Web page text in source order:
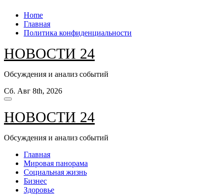
Перейти
содержанию
Home
Главная
Политика конфиденциальности
НОВОСТИ 24
Обсуждения и анализ событий
Сб. Авг 8th, 2026
НОВОСТИ 24
Обсуждения и анализ событий
Главная
Мировая панорама
Социальная жизнь
Бизнес
Здоровье